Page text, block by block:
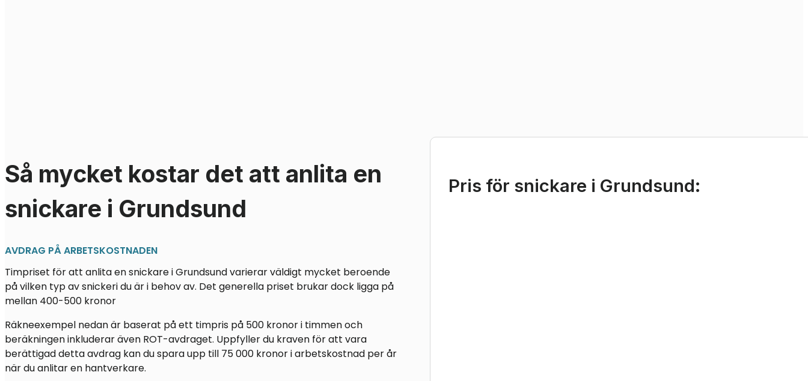
Så mycket kostar det att anlita en
snickare i Grundsund
AVDRAG PÅ ARBETSKOSTNADEN
Timpriset för att anlita en snickare i Grundsund varierar väldigt mycket beroende
på vilken typ av snickeri du är i behov av. Det generella priset brukar dock ligga på
mellan 400-500 kronor
Räkneexempel nedan är baserat på ett timpris på 500 kronor i timmen och
beräkningen inkluderar även ROT-avdraget. Uppfyller du kraven för att vara
berättigad detta avdrag kan du spara upp till 75 000 kronor i arbetskostnad per år
när du anlitar en hantverkare.
Pris för snickare i Grundsund: